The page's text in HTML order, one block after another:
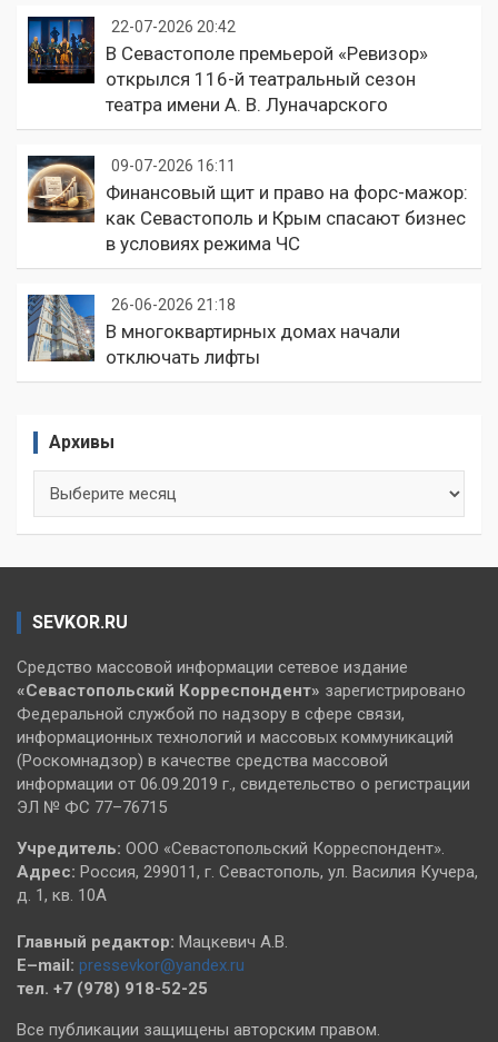
22-07-2026 20:42
В Севастополе премьерой «Ревизор»
открылся 116-й театральный сезон
театра имени А. В. Луначарского
09-07-2026 16:11
Финансовый щит и право на форс-мажор:
как Севастополь и Крым спасают бизнес
в условиях режима ЧС
26-06-2026 21:18
В многоквартирных домах начали
отключать лифты
Архивы
SEVKOR.RU
Средство массовой информации сетевое издание
«Севастопольский Корреспондент» зарегистрировано
Федеральной службой по надзору в сфере связи,
информационных технологий и массовых коммуникаций
(Роскомнадзор) в качестве средства массовой
информации от 06.09.2019 г., свидетельство о регистрации
ЭЛ № ФС 77–76715
Учредитель: ООО «Севастопольский Корреспондент».
Адрес: Россия, 299011, г. Севастополь, ул. Василия Кучера,
д. 1, кв. 10А
Главный редактор: Мацкевич А.В.
E–mail: pressevkor@yandex.ru
тел. +7 (978) 918-52-25
Все публикации защищены авторским правом.